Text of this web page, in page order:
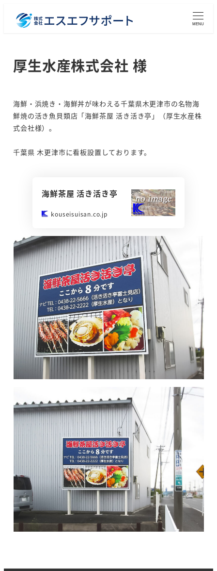
MENU
厚生水産株式会社 様
海鮮・浜焼き・海鮮丼が味わえる千葉県木更津市の名物海
鮮焼の活き魚貝類店「海鮮茶屋 活き活き亭」（厚生水産株
式会社様）。
千葉県 木更津市に看板設置しております。
海鮮茶屋 活き活き亭
kouseisuisan.co.jp